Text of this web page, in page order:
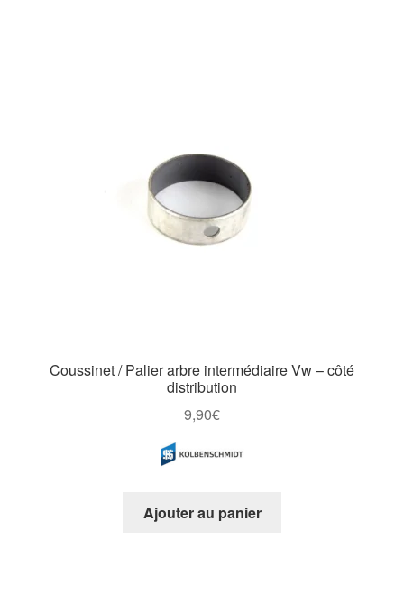
Coussinet / Palier arbre intermédiaire Vw – côté
distribution
9,90€
Ajouter au panier